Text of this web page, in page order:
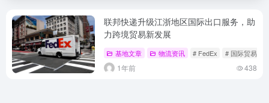
联邦快递升级江浙地区国际出口服务，助
力跨境贸易新发展
基地文章 物流资讯 # FedEx # 国际贸易
1年前 438